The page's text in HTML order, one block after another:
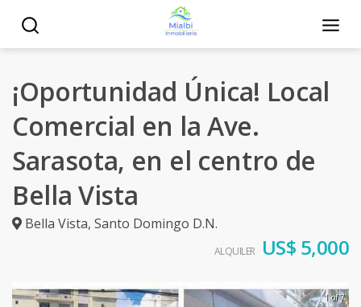
¡Oportunidad Única! Local
Comercial en la Ave.
Sarasota, en el centro de
Bella Vista
Bella Vista, Santo Domingo D.N.
ALQUILER US$ 5,000
1 of 7